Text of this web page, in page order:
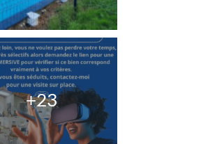
+23